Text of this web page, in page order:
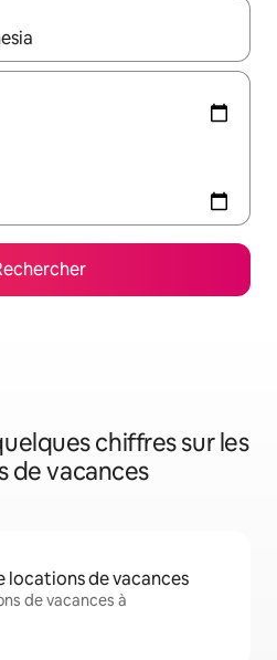
utilisez les flèches vers le
chiffres sur les
de vacances
locations de vacances
de vacances à